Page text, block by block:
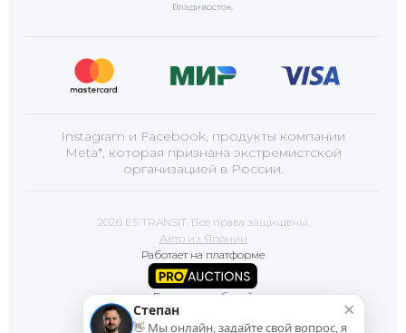
Владивосток.
Instagram и Facebook, продукты компании
Meta*, которая признана экстремистской
организацией в России.
2026 ES TRANSIT. Все права защищены.
Авто из Японии
Работает на платформе
Базы автомобилей ×
Степан
👋 Мы онлайн, задайте свой вопрос, я